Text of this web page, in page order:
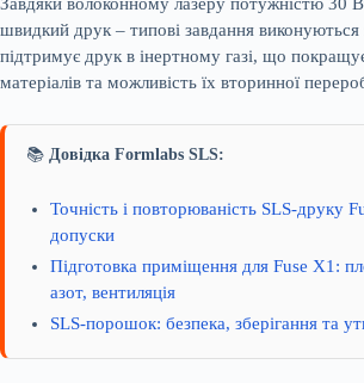
швидкий друк – типові завдання
підтримує друк в інертному газі, що
матеріалів та можливість їх вторинної
📚 Довідка Formlabs SLS:
Точність і повторюваність SLS-друку
допуски
Підготовка приміщення для Fuse X1:
азот, вентиляція
SLS-порошок: безпека, зберігання та